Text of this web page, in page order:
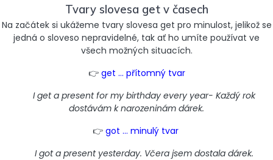
Tvary slovesa get v časech
Na začátek si ukážeme tvary slovesa get pro minulost, jelikož se
jedná o sloveso nepravidelné, tak ať ho umíte používat ve
všech možných situacích.
👉 get … přítomný tvar
I get a present for my birthday every year- Každý rok
dostávám k narozeninám dárek.
👉 got … minulý tvar
I got a present yesterday. Včera jsem dostala dárek.